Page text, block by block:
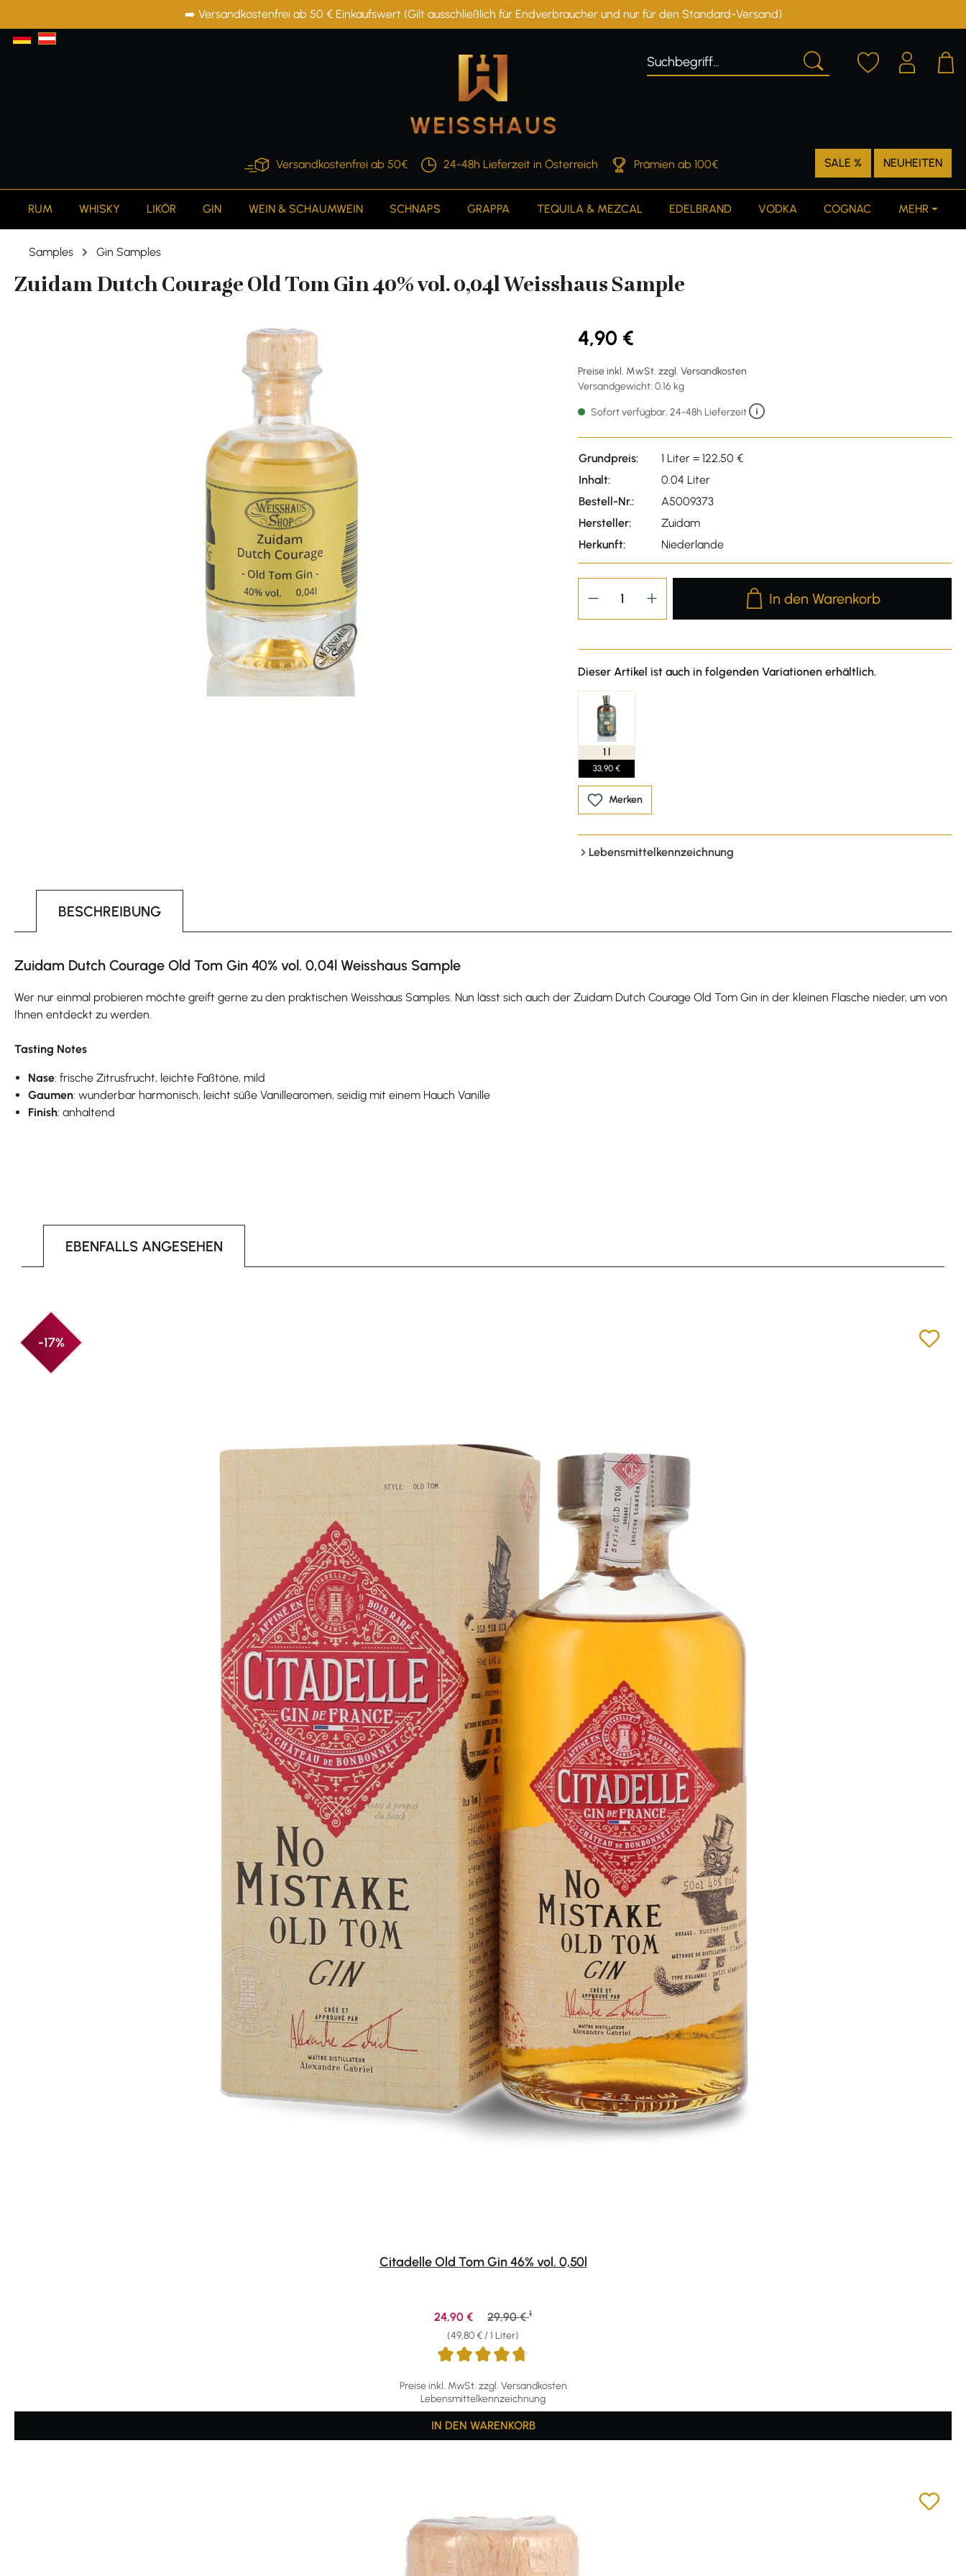
Zur Hauptnavigation springen➡️ Versandkostenfrei ab 50 € Einkaufswert (Gilt ausschließlich für Endverbraucher und nur für den Standard-Versand)
Versandkostenfrei ab 50€ 24-48h Lieferzeit in Österreich Prämien ab 100€ SALE % NEUHEITEN
RUM WHISKY LIKÖR GIN WEIN & SCHAUMWEIN SCHNAPS GRAPPA TEQUILA & MEZCAL EDELBRAND VODKA COGNAC MEHR
Samples Gin Samples
Zuidam Dutch Courage Old Tom Gin 40% vol. 0,04l Weisshaus Sample
4,90 €
Preise inkl. MwSt. zzgl. Versandkosten
Versandgewicht: 0.16 kg
Sofort verfügbar, 24-48h Lieferzeit
Grundpreis:
1 Liter = 122,50 €
Inhalt:
0.04 Liter
Bestell-Nr.:
A5009373
Hersteller:
Zuidam
Herkunft:
Niederlande
Produkt Anzahl: Gib den
In den Warenkorb
Dieser Artikel ist auch in folgenden Variationen erhältlich.
1 l
33,90 €
Merken
Lebensmittelkennzeichnung
BESCHREIBUNG
Zuidam Dutch Courage Old Tom Gin 40% vol. 0,04l Weisshaus Sample
Wer nur einmal probieren möchte greift gerne zu den praktischen Weisshaus Samples. Nun lässt sich auch der Zuidam Dutch Courage Old Tom Gin in der kleinen Flasche nieder, um von
Ihnen entdeckt zu werden.
Tasting Notes
Nase: frische Zitrusfrucht, leichte Faßtöne, mild
Gaumen: wunderbar harmonisch, leicht süße Vanillearomen, seidig mit einem Hauch Vanille
Finish: anhaltend
EBENFALLS ANGESEHEN
-17%
Citadelle Old Tom Gin 46% vol. 0,50l
Preise inkl. MwSt. zzgl. Versandkosten
Lebensmittelkennzeichnung
(49,80 € / 1 Liter)
Verkaufspreis:
24,90 € Regulärer Preis:
29,90 € 1
IN DEN WARENKORB